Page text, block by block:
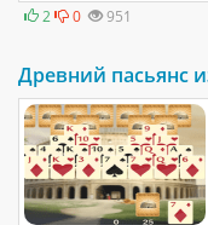
2 0 951
Древний пасьянс